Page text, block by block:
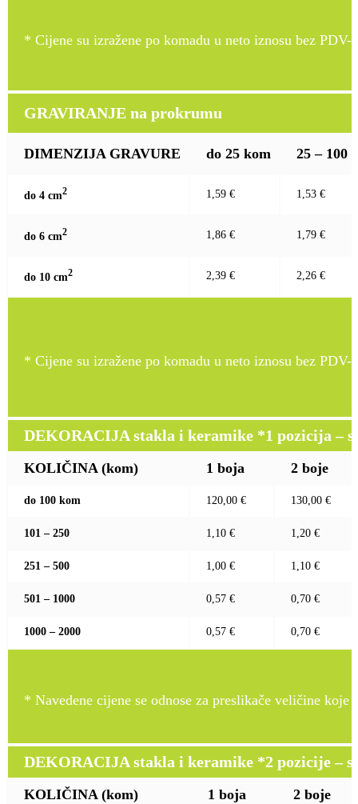
* Cijene su izražene po komadu u neto iznosu bez PDV-
GRAVIRANJE na prokrumu
DIMENZIJA GRAVURE do 25 kom 25 – 100
do 4 cm2 1,59 € 1,53 €
do 6 cm2 1,86 € 1,79 €
do 10 cm2 2,39 € 2,26 €
* Cijene su izražene po komadu u neto iznosu bez PDV-
DEKORACIJA stakla i keramike *1 pozicija –
KOLIČINA (kom) 1 boja 2 boje
do 100 kom 120,00 € 130,00 €
101 – 250 1,10 € 1,20 €
251 – 500 1,00 € 1,10 €
501 – 1000 0,57 € 0,70 €
1000 – 2000 0,57 € 0,70 €
* Navedene cijene se odnose za preslikače veličine
DEKORACIJA stakla i keramike *2 pozicije –
KOLIČINA (kom) 1 boja 2 boje